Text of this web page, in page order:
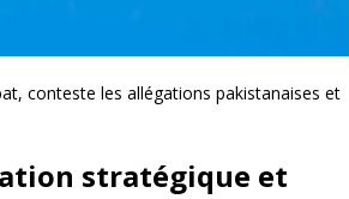
conteste les allégations pakistanaises et
stratégique et